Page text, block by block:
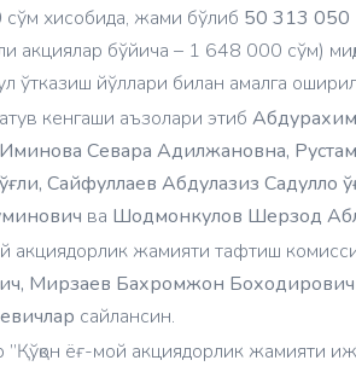
сўм хисобида, жами бўлиб 50 313 050
акциялар бўйича – 1 648 000 сўм)
ўтказиш йўллари билан амалга
кенгаши аъзолари этиб
Севара Адилжановна,
Сайфуллаев Абдулазиз Садулло
ва Шодмонкулов Шерзод
акциядорлик жамияти тафтиш
Мирзаев Бахромжон
сайлансин.
”Қўқон ёғ-мой акциядорлик жамияти